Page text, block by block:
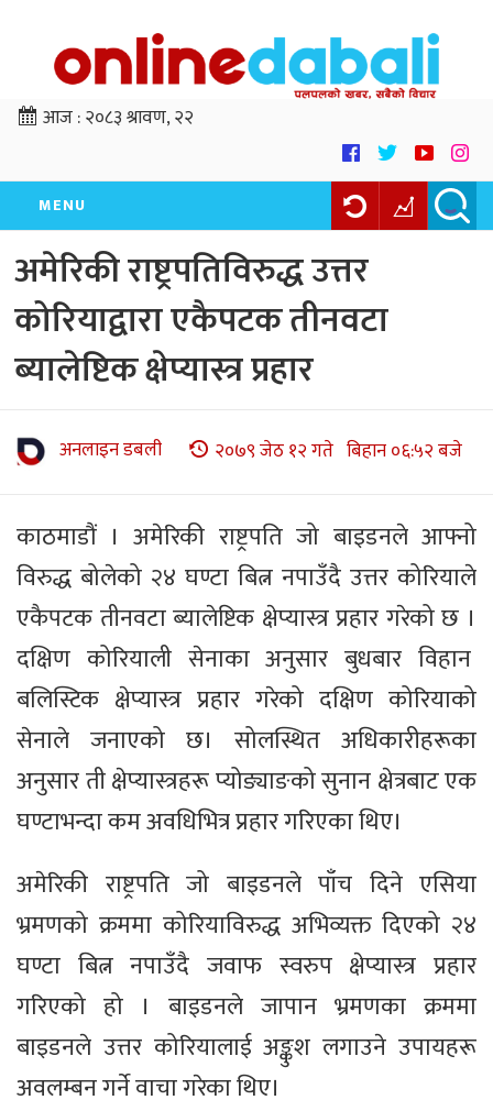
आज :२०८३ श्रावण, २२
MENU
अमेरिकी राष्ट्रपतिविरुद्ध उत्तर
कोरियाद्वारा एकैपटक तीनवटा
ब्यालेष्टिक क्षेप्यास्त्र प्रहार
अनलाइन डबली २०७९ जेठ १२ गते बिहान ०६:५२ बजे
काठमाडौं । अमेरिकी राष्ट्रपति जो बाइडनले आफ्नो
विरुद्ध बोलेको २४ घण्टा बित्न नपाउँदै उत्तर कोरियाले
एकैपटक तीनवटा ब्यालेष्टिक क्षेप्यास्त्र प्रहार गरेको छ ।
दक्षिण कोरियाली सेनाका अनुसार बुधबार विहान
बलिस्टिक क्षेप्यास्त्र प्रहार गरेको दक्षिण कोरियाको
सेनाले जनाएको छ। सोलस्थित अधिकारीहरूका
अनुसार ती क्षेप्यास्त्रहरू प्योङ्याङको सुनान क्षेत्रबाट एक
घण्टाभन्दा कम अवधिभित्र प्रहार गरिएका थिए।
अमेरिकी राष्ट्रपति जो बाइडनले पाँच दिने एसिया
भ्रमणको क्रममा कोरियाविरुद्ध अभिव्यक्त दिएको २४
घण्टा बित्न नपाउँदै जवाफ स्वरुप क्षेप्यास्त्र प्रहार
गरिएको हो । बाइडनले जापान भ्रमणका क्रममा
बाइडनले उत्तर कोरियालाई अङ्कुश लगाउने उपायहरू
अवलम्बन गर्ने वाचा गरेका थिए।